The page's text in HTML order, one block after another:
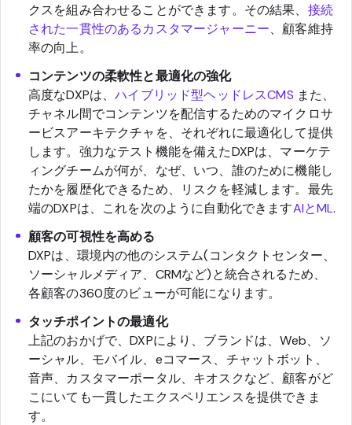
クスを組み合わせることができます。その結果、 接続
された一貫性のあるカスタマージャーニー、顧客維持
率の向上。
コンテンツの柔軟性と最適化の強化
高度なDXPは、ハイブリッド型ヘッドレスCMS また、
チャネル間でコンテンツを配信するためのマイクロサ
ービスアーキテクチャを、それぞれに最適化して提供
します。強力なテスト機能を備えたDXPは、マーケテ
ィングチームが何が、なぜ、いつ、誰のために機能し
たかを履歴化できるため、リスクを軽減します。最先
端のDXPは、これを次のように自動化できますAIとML.
顧客の可視性を高める
DXPは、環境内の他のシステム(コンタクトセンター、
ソーシャルメディア、CRMなど)と統合されるため、
各顧客の360度のビューが可能になります。
タッチポイントの最適化
上記のおかげで、DXPにより、ブランドは、Web、ソ
ーシャル、モバイル、eコマース、チャットボット、
音声、カスタマーポータル、キオスクなど、顧客がど
こにいても一貫したエクスペリエンスを提供できま
す。